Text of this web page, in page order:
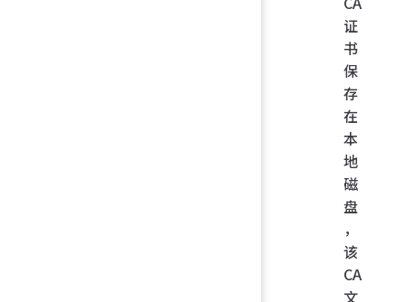
证
书
保
存
在
本
地
磁
盘
，
该
CA
文